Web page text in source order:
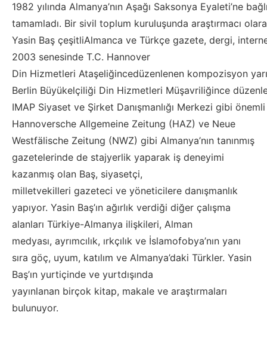
1982 yılında Almanya’nın Aşağı Saksonya Eyaleti’ne
tamamladı. Bir sivil toplum kuruluşunda araştırmacı
Yasin Baş çeşitliAlmanca ve Türkçe gazete, dergi,
2003 senesinde T.C. Hannover
Din Hizmetleri Ataşeliğincedüzenlenen kompozisyon
Berlin Büyükelçiliği Din Hizmetleri Müşavriliğince
IMAP Siyaset ve Şirket Danışmanlığı Merkezi gibi önemli
Hannoversche Allgemeine Zeitung (HAZ) ve Neue
Westfälische Zeitung (NWZ) gibi Almanya’nın tanınmış
gazetelerinde de stajyerlik yaparak iş deneyimi
kazanmış olan Baş, siyasetçi,
milletvekilleri gazeteci ve yöneticilere danışmanlık
yapıyor. Yasin Baş’ın ağırlık verdiği diğer çalışma
alanları Türkiye-Almanya ilişkileri, Alman
medyası, ayrımcılık, ırkçılık ve İslamofobya’nın yanı
sıra göç, uyum, katılım ve Almanya’daki Türkler. Yasin
Baş’ın yurtiçinde ve yurtdışında
yayınlanan birçok kitap, makale ve araştırmaları
bulunuyor.